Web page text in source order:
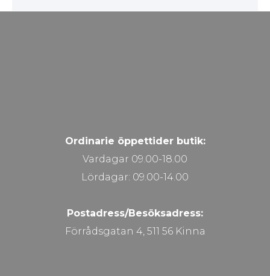
Ordinarie öppettider butik:
Vardagar 09.00-18.00
Lördagar: 09.00-14.00
Postadress/Besöksadress:
Förrådsgatan 4, 511 56 Kinna